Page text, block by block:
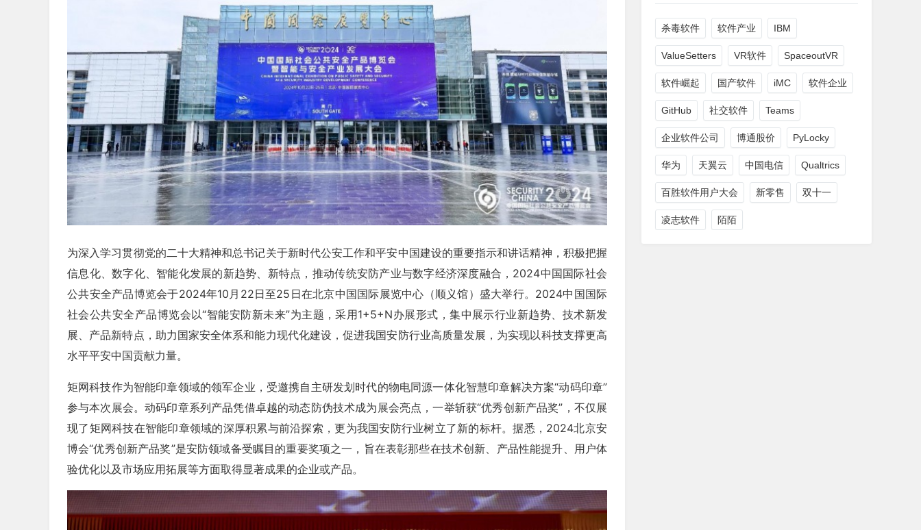
为深入学习贯彻党的二十大精神和总书记关于新时代公安工作和平安中国建设的重要指示和讲话精神，积极把握
信息化、数字化、智能化发展的新趋势、新特点，推动传统安防产业与数字经济深度融合，2024中国国际社会
公共安全产品博览会于2024年10月22日至25日在北京中国国际展览中心（顺义馆）盛大举行。2024中国国际
社会公共安全产品博览会以“智能安防新未来”为主题，采用1+5+N办展形式，集中展示行业新趋势、技术新发
展、产品新特点，助力国家安全体系和能力现代化建设，促进我国安防行业高质量发展，为实现以科技支撑更高
水平平安中国贡献力量。
矩网科技作为智能印章领域的领军企业，受邀携自主研发划时代的物电同源一体化智慧印章解决方案“动码印章”
参与本次展会。动码印章系列产品凭借卓越的动态防伪技术成为展会亮点，一举斩获“优秀创新产品奖”，不仅展
现了矩网科技在智能印章领域的深厚积累与前沿探索，更为我国安防行业树立了新的标杆。据悉，2024北京安
博会“优秀创新产品奖”是安防领域备受瞩目的重要奖项之一，旨在表彰那些在技术创新、产品性能提升、用户体
验优化以及市场应用拓展等方面取得显著成果的企业或产品。
杀毒软件 软件产业 IBM
ValueSetters VR软件 SpaceoutVR
软件崛起 国产软件 iMC 软件企业
GitHub 社交软件 Teams
企业软件公司 博通股价 PyLocky
华为 天翼云 中国电信 Qualtrics
百胜软件用户大会 新零售 双十一
凌志软件 陌陌